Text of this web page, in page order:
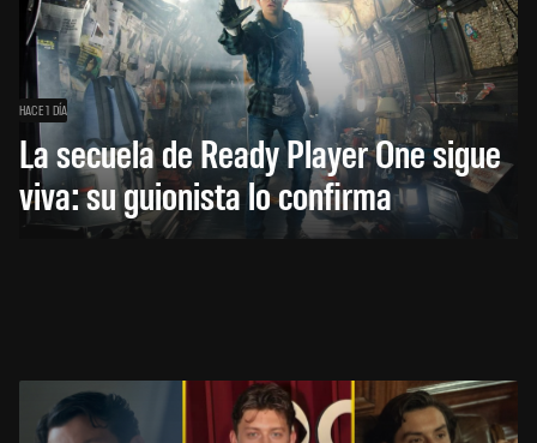
HACE 1 DÍA
La secuela de Ready Player One sigue
viva: su guionista lo confirma